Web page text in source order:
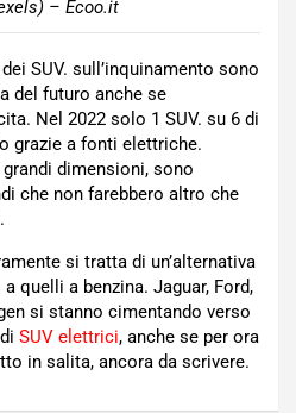
– Ecoo.it
SUV. sull’inquinamento sono
del futuro anche se
Nel 2022 solo 1 SUV. su 6 di
grazie a fonti elettriche.
dimensioni, sono
che non farebbero altro che
si tratta di un’alternativa
quelli a benzina. Jaguar, Ford,
si stanno cimentando verso
SUV elettrici, anche se per ora
in salita, ancora da scrivere.